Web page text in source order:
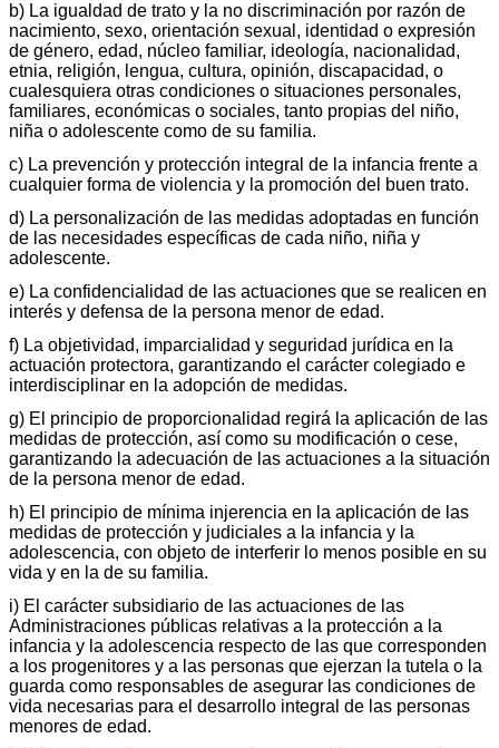
b) La igualdad de trato y la no discriminación por razón de
nacimiento, sexo, orientación sexual, identidad o expresión
de género, edad, núcleo familiar, ideología, nacionalidad,
etnia, religión, lengua, cultura, opinión, discapacidad, o
cualesquiera otras condiciones o situaciones personales,
familiares, económicas o sociales, tanto propias del niño,
niña o adolescente como de su familia.
c) La prevención y protección integral de la infancia frente a
cualquier forma de violencia y la promoción del buen trato.
d) La personalización de las medidas adoptadas en función
de las necesidades específicas de cada niño, niña y
adolescente.
e) La confidencialidad de las actuaciones que se realicen en
interés y defensa de la persona menor de edad.
f) La objetividad, imparcialidad y seguridad jurídica en la
actuación protectora, garantizando el carácter colegiado e
interdisciplinar en la adopción de medidas.
g) El principio de proporcionalidad regirá la aplicación de las
medidas de protección, así como su modificación o cese,
garantizando la adecuación de las actuaciones a la situación
de la persona menor de edad.
h) El principio de mínima injerencia en la aplicación de las
medidas de protección y judiciales a la infancia y la
adolescencia, con objeto de interferir lo menos posible en su
vida y en la de su familia.
i) El carácter subsidiario de las actuaciones de las
Administraciones públicas relativas a la protección a la
infancia y la adolescencia respecto de las que corresponden
a los progenitores y a las personas que ejerzan la tutela o la
guarda como responsables de asegurar las condiciones de
vida necesarias para el desarrollo integral de las personas
menores de edad.